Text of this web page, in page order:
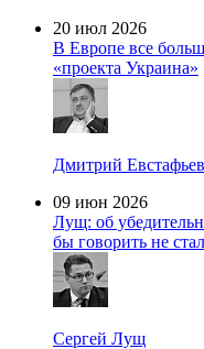
20 июл 2026
В Европе все
«проекта Украина»
Дмитрий Евстафьев
09 июн 2026
Лущ: об
бы говорить не стал
Сергей Лущ